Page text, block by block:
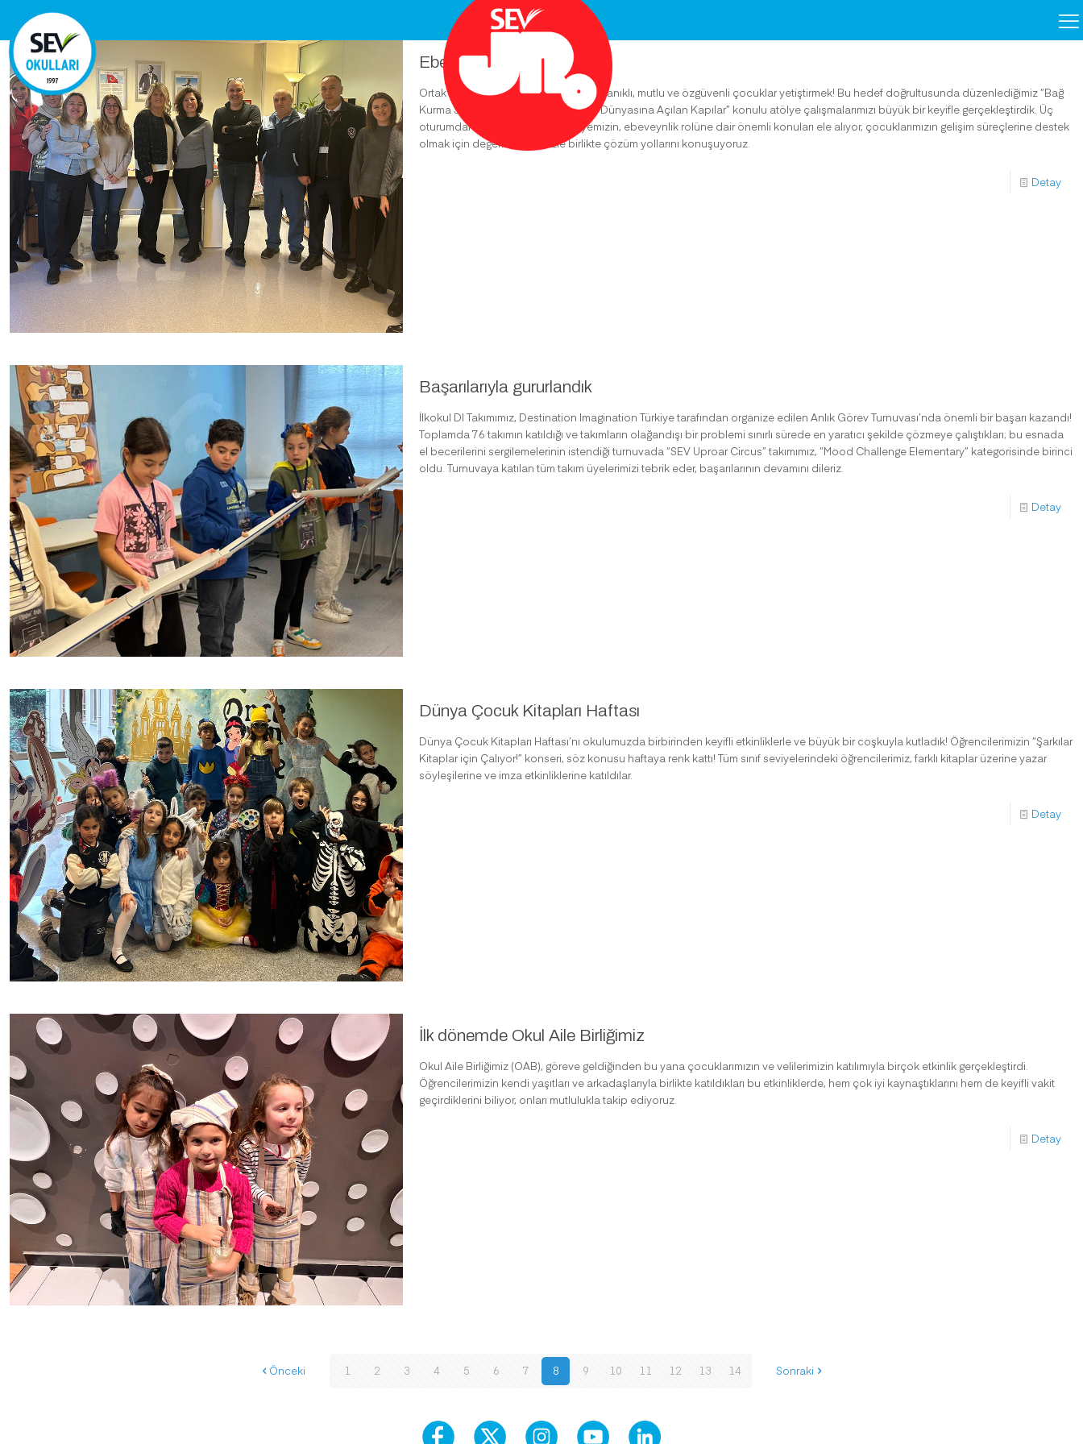
Ebeveyn atölyemiz
Ortak hedefimiz; psikolojik olarak dayanıklı, mutlu ve özgüvenli çocuklar yetiştirmek! Bu hedef doğrultusunda düzenlediğimiz “Bağ
Kurma Sanatı: Çocuğunuzun Sosyal Dünyasına Açılan Kapılar” konulu atölye çalışmalarımızı büyük bir keyifle gerçekleştirdik. Üç
oturumdan oluşan Ebeveyn Atölyemizin, ebeveynlik rolüne dair önemli konuları ele alıyor, çocuklarımızın gelişim süreçlerine destek
olmak için değerli velilerimizle birlikte çözüm yollarını konuşuyoruz.
Detay
Başarılarıyla gururlandık
İlkokul DI Takımımız, Destination Imagination Türkiye tarafından organize edilen Anlık Görev Turnuvası’nda önemli bir başarı kazandı!
Toplamda 76 takımın katıldığı ve takımların olağandışı bir problemi sınırlı sürede en yaratıcı şekilde çözmeye çalıştıkları; bu esnada
el becerilerini sergilemelerinin istendiği turnuvada “SEV Uproar Circus” takımımız, “Mood Challenge Elementary” kategorisinde birinci
oldu. Turnuvaya katılan tüm takım üyelerimizi tebrik eder, başarılarının devamını dileriz.
Detay
Dünya Çocuk Kitapları Haftası
Dünya Çocuk Kitapları Haftası’nı okulumuzda birbirinden keyifli etkinliklerle ve büyük bir coşkuyla kutladık! Öğrencilerimizin “Şarkılar
Kitaplar için Çalıyor!” konseri, söz konusu haftaya renk kattı! Tüm sınıf seviyelerindeki öğrencilerimiz, farklı kitaplar üzerine yazar
söyleşilerine ve imza etkinliklerine katıldılar.
Detay
İlk dönemde Okul Aile Birliğimiz
Okul Aile Birliğimiz (OAB), göreve geldiğinden bu yana çocuklarımızın ve velilerimizin katılımıyla birçok etkinlik gerçekleştirdi.
Öğrencilerimizin kendi yaşıtları ve arkadaşlarıyla birlikte katıldıkları bu etkinliklerde, hem çok iyi kaynaştıklarını hem de keyifli vakit
geçirdiklerini biliyor, onları mutlulukla takip ediyoruz.
Detay
Önceki 1 2 3 4 5 6 7 8 9 10 11 12 13 14 Sonraki